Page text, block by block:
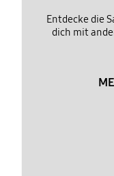
Entdecke die
dich mit